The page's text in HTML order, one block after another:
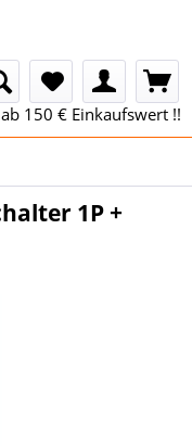
150 € Einkaufswert !!
1P +